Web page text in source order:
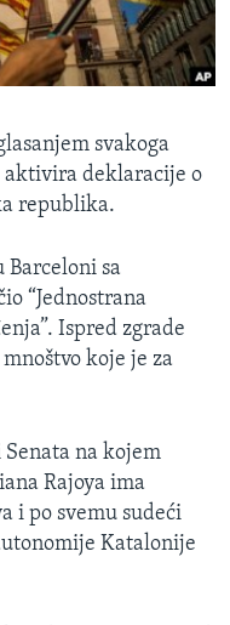
svakoga
aktivira deklaracije o
republika.
Barceloni sa
“Jednostrana
Ispred zgrade
koje je za
na kojem
Rajoya ima
i po svemu sudeći
Katalonije